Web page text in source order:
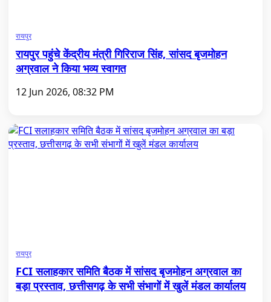
रायपुर
रायपुर पहुंचे केंद्रीय मंत्री गिरिराज सिंह, सांसद बृजमोहन
अग्रवाल ने किया भव्य स्वागत
12 Jun 2026, 08:32 PM
रायपुर
FCI सलाहकार समिति बैठक में सांसद बृजमोहन अग्रवाल का
बड़ा प्रस्ताव, छत्तीसगढ़ के सभी संभागों में खुलें मंडल कार्यालय